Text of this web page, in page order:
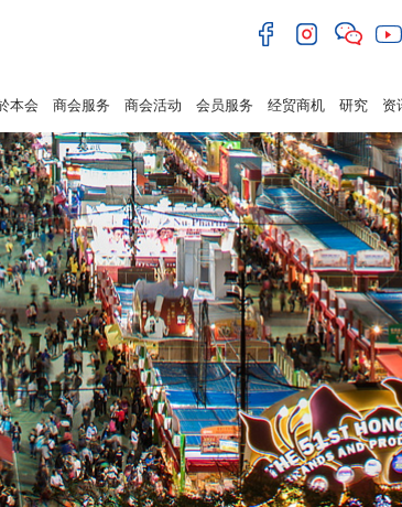
本会 商会服务 商会活动 会员服务 经贸商机 研究 资